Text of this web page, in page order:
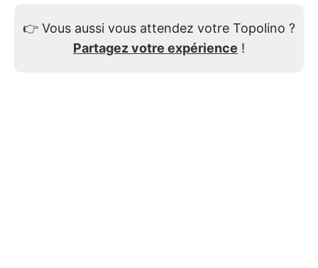
👉 Vous aussi vous attendez votre Topolino ?
Partagez votre expérience !